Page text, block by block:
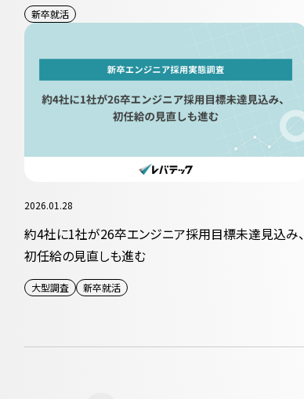
新卒就活
2026.01.28
約4社に1社が26卒エンジニア採用目標未達見込み、
初任給の見直しも進む
大型調査 新卒就活